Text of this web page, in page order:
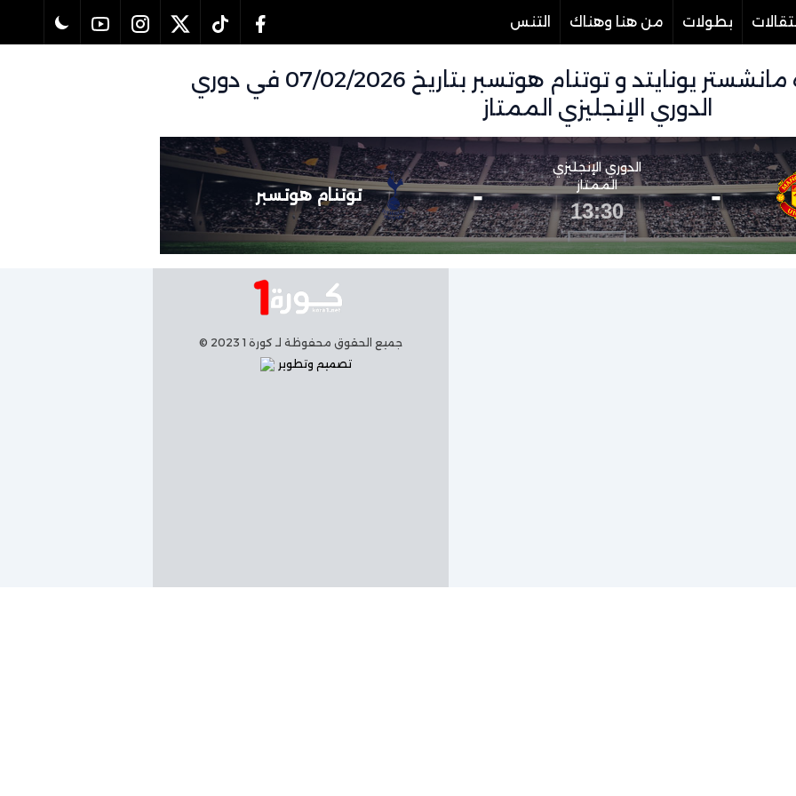
بطولات من هنا وهناك التنس
تفاصيل وموعد مباراة مانشستر يونايتد و توتنام هوتسبر بتاريخ 07/02/2026 في دوري
الدوري الإنجليزي الممتاز
-
الدوري الإنجليزي
الممتاز
13:30
- توتنام هوتسبر
جميع الحقوق محفوظة لـ كورة 1 2023 ©
تصميم وتطوير